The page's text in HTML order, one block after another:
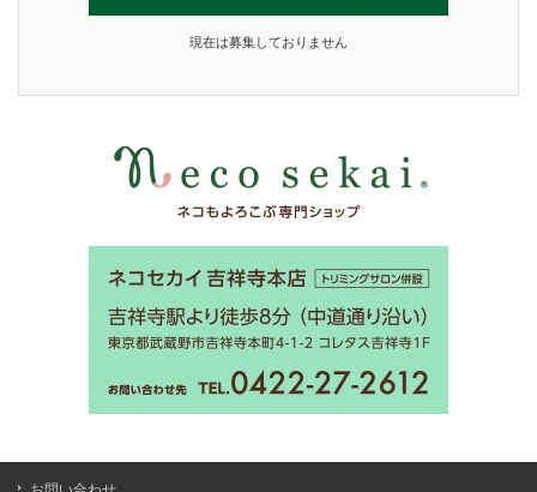
現在は募集しておりません